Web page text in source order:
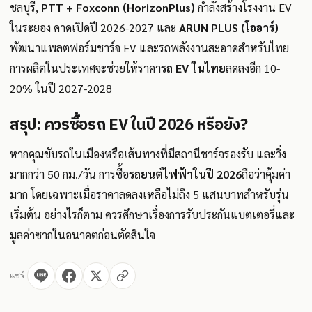
ชลบุรี, PTT + Foxconn (HorizonPlus) กำลังสร้างโรงงาน EV
ในระยอง คาดเปิดปี 2026-2027 และ ARUN PLUS (โออาร์)
พัฒนาแพลตฟอร์มชาร์จ EV และรถพลังงานสะอาดสำหรับไทย
การผลิตในประเทศจะช่วยให้ราคารถ EV ในไทยลดลงอีก 10-
20% ในปี 2027-2028
สรุป: ควรซื้อรถ EV ในปี 2026 หรือยัง?
หากคุณขับรถในเมืองหรือเส้นทางที่มีสถานีชาร์จรองรับ และวิ่ง
มากกว่า 50 กม./วัน การซื้อรถยนต์ไฟฟ้าในปี 2026ถือว่าคุ้มค่า
มาก โดยเฉพาะเมื่อราคาลดลงเหลือไม่ถึง 5 แสนบาทสำหรับรุ่น
เริ่มต้น อย่างไรก็ตาม ควรศึกษาเรื่องการรับประกันแบตเตอรี่และ
มูลค่าซากในอนาคตก่อนตัดสินใจ
แชร์